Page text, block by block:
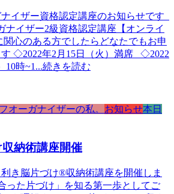
イザー資格認定講座のお知らせです
ナイザー2級資格認定講座【オンライ
関心のある方でしたらどなたでもお申
◇2022年2月15日（火）満席 ◇2022
10時~1 ...続きを読む
オーガナイザーの私。 お知らせ本日
納術講座開催
き脳片づけ®収納術講座を開催しま
った片づけ」を知る第一歩としてご